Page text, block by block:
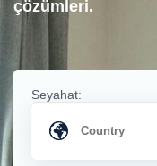
çözümleri.
Seyahat: